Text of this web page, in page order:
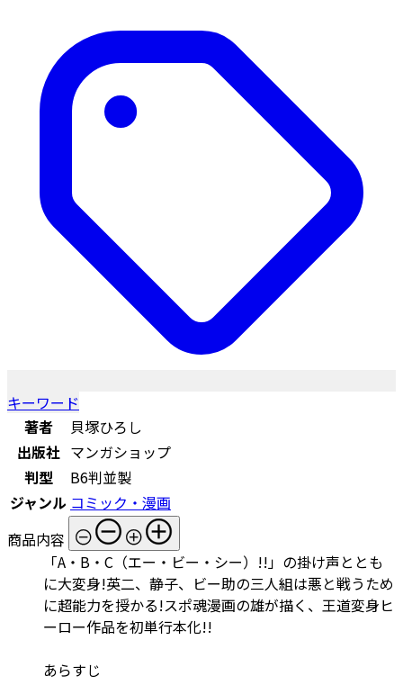
キーワード
著者
貝塚ひろし
出版社 マンガショップ
判型
B6判並製
ジャンル コミック・漫画
商品内容
「A・B・C（エー・ビー・シー）!!」の掛け声ととも
に大変身!英二、静子、ビー助の三人組は悪と戦うため
に超能力を授かる!スポ魂漫画の雄が描く、王道変身ヒ
ーロー作品を初単行本化!!
あらすじ